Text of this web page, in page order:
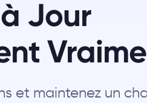
Jour
et maintenez un